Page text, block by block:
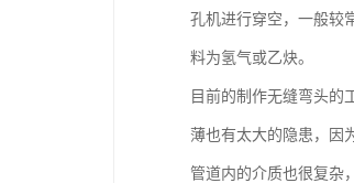
孔机进行穿空，一般较
料为氢气或乙炔。
目前的制作无缝弯头的
薄也有太大的隐患，因
管道内的介质也很复杂